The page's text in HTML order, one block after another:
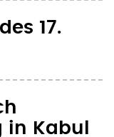
17.
in Kabul